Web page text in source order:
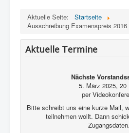
Aktuelle Seite:
Startseite
Ausschreibung Examenspreis 2016
Aktuelle Termine
Nächste
5. März 2025, 20
per
Bitte schreibt uns eine kurze Mail,
teilnehmen wollt. Dann
Zugangsdaten.